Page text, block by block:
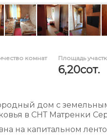
комнат Площадь
6,20сот.
дом с
в СНТ Матренки
на капитальном